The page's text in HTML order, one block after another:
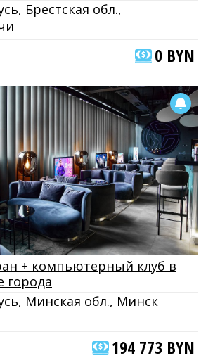
Брестская обл.,
0 BYN
+ компьютерный клуб в
города
Минская обл., Минск
194 773 BYN